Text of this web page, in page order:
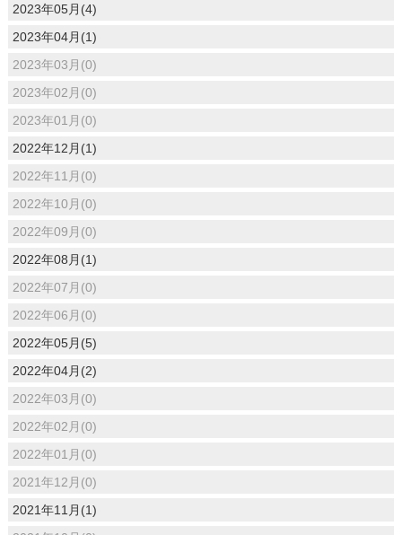
2023年05月(4)
2023年04月(1)
2023年03月(0)
2023年02月(0)
2023年01月(0)
2022年12月(1)
2022年11月(0)
2022年10月(0)
2022年09月(0)
2022年08月(1)
2022年07月(0)
2022年06月(0)
2022年05月(5)
2022年04月(2)
2022年03月(0)
2022年02月(0)
2022年01月(0)
2021年12月(0)
2021年11月(1)